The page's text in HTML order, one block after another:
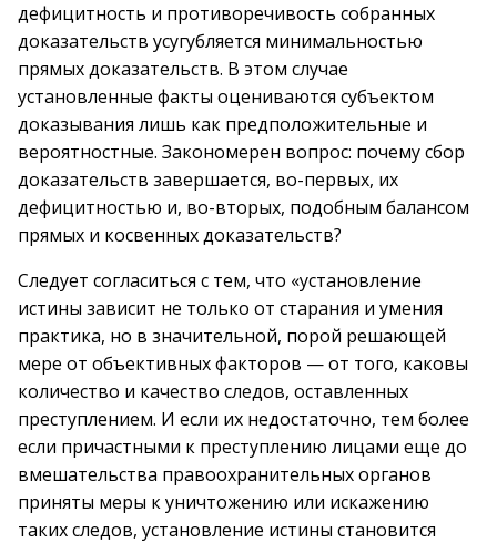
дефицитность и противоречивость собранных
доказательств усугубляется минимальностью
прямых доказательств. В этом случае
установленные факты оцениваются субъектом
доказывания лишь как предположительные и
вероятностные. Закономерен вопрос: почему сбор
доказательств завершается, во-первых, их
дефицитностью и, во-вторых, подобным балансом
прямых и косвенных доказательств?
Следует согласиться с тем, что «установление
истины зависит не только от старания и умения
практика, но в значительной, порой решающей
мере от объективных факторов — от того, каковы
количество и качество следов, оставленных
преступлением. И если их недостаточно, тем более
если причастными к преступлению лицами еще до
вмешательства правоохранительных органов
приняты меры к уничтожению или искажению
таких следов, установление истины становится